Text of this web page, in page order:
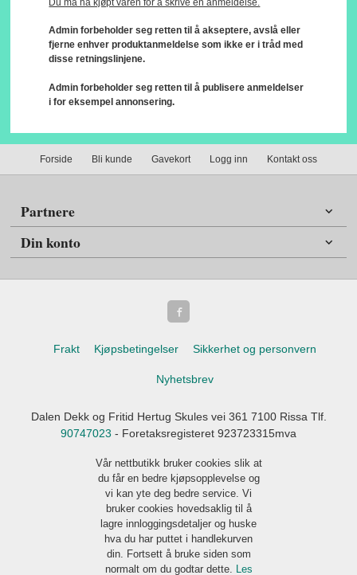
Admin forbeholder seg retten til å akseptere, avslå eller
fjerne enhver produktanmeldelse som ikke er i tråd med
disse retningslinjene.
Admin forbeholder seg retten til å publisere anmeldelser
i for eksempel annonsering.
Forside Bli kunde Gavekort Logg inn Kontakt oss
Partnere
Din konto
Frakt Kjøpsbetingelser Sikkerhet og personvern
Nyhetsbrev
Dalen Dekk og Fritid Hertug Skules vei 361 7100 Rissa Tlf.
90747023 - Foretaksregisteret 923723315mva
Vår nettbutikk bruker cookies slik at
du får en bedre kjøpsopplevelse og
vi kan yte deg bedre service. Vi
bruker cookies hovedsaklig til å
lagre innloggingsdetaljer og huske
hva du har puttet i handlekurven
din. Fortsett å bruke siden som
normalt om du godtar dette. Les